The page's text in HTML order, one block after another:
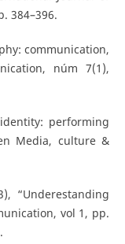
384–396.
communication,
núm 7(1),
performing
Media, culture &
“Underestanding
vol 1, pp.